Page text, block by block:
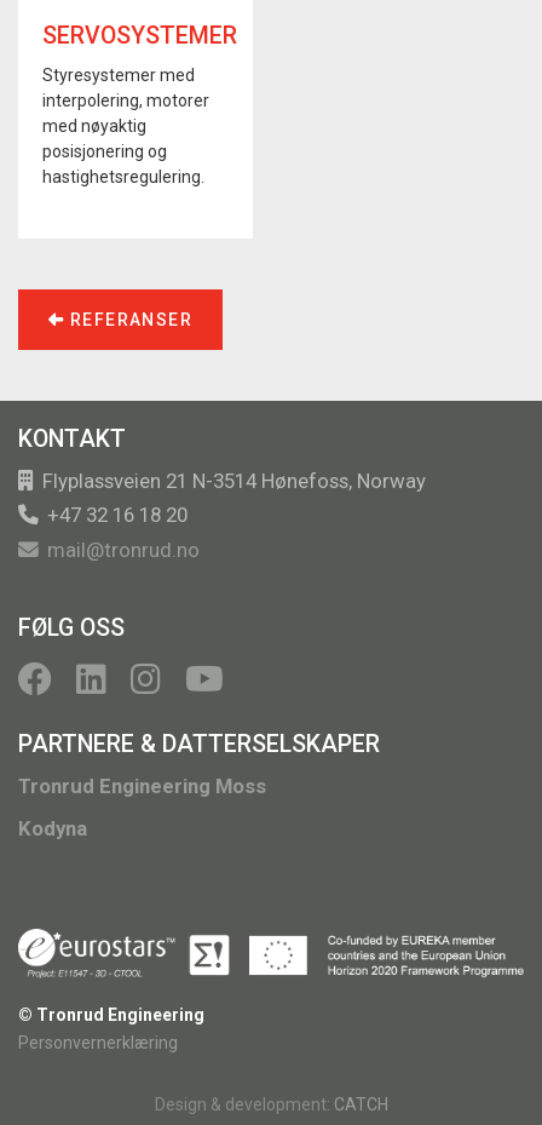
SERVOSYSTEMER
Styresystemer med
interpolering, motorer
med nøyaktig
posisjonering og
hastighetsregulering.
REFERANSER
KONTAKT
Flyplassveien 21 N-3514 Hønefoss, Norway
+47 32 16 18 20
mail@tronrud.no
FØLG OSS
PARTNERE & DATTERSELSKAPER
Tronrud Engineering Moss
Kodyna
© Tronrud Engineering
Personvernerklæring
Design & development: CATCH